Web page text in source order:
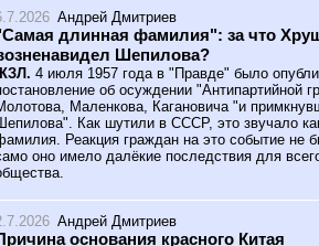
Андрей Дмитриев
длинная фамилия": за что
Шепилова?
4 июля 1957 года в "Правде" было
об осуждении "Антипартийной
Маленкова, Кагановича "и
Как шутили в СССР, это звучало
Реакция граждан на это событие не
оно имело далёкие последствия для
Андрей Дмитриев
основания красного Китая